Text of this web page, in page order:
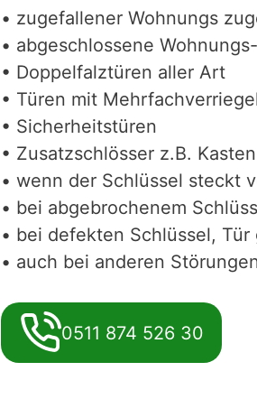
• zugefallener Wohnungs
• abgeschlossene
• Doppelfalztüren aller Art
• Türen mit
• Sicherheitstüren
• Zusatzschlösser z.B.
• wenn der Schlüssel steckt
• bei abgebrochenem
• bei defekten Schlüssel,
• auch bei anderen
0511 874 526 30